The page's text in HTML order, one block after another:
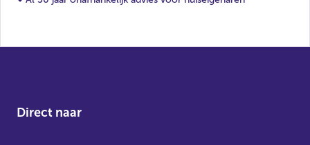
Direct naar